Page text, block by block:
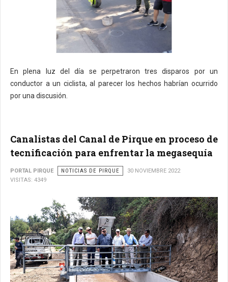
En plena luz del día se perpetraron tres disparos por un
conductor a un ciclista, al parecer los hechos habrían ocurrido
por una discusión.
Canalistas del Canal de Pirque en proceso de
tecnificación para enfrentar la megasequía
PORTAL PIRQUE NOTICIAS DE PIRQUE
30 NOVIEMBRE 2022
VISITAS: 4349